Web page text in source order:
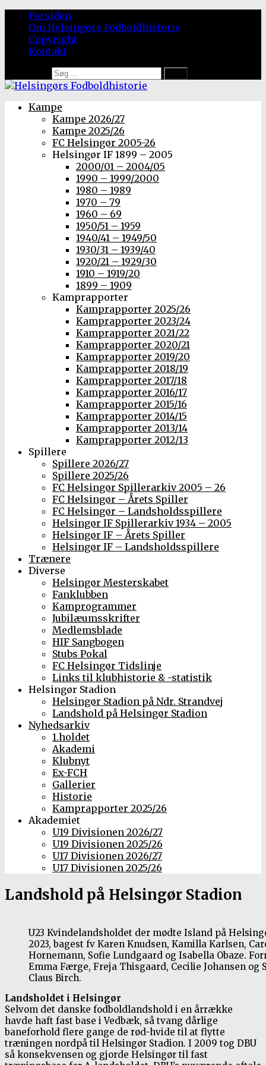
Forsiden
Om Helsingørs Fodboldhistorie
Copyright
Kontakt
Kampe
Kampe 2026/27
Kampe 2025/26
FC Helsingør 2005-26
Helsingør IF 1899 – 2005
2000/01 – 2004/05
1990 – 1999/2000
1980 – 1989
1970 – 79
1960 – 69
1950/51 – 1959
1940/41 – 1949/50
1930/31 – 1939/40
1920/21 – 1929/30
1910 – 1919/20
1899 – 1909
Kamprapporter
Kamprapporter 2025/26
Kamprapporter 2023/24
Kamprapporter 2021/22
Kamprapporter 2020/21
Kamprapporter 2019/20
Kamprapporter 2018/19
Kamprapporter 2017/18
Kamprapporter 2016/17
Kamprapporter 2015/16
Kamprapporter 2014/15
Kamprapporter 2013/14
Kamprapporter 2012/13
Spillere
Spillere 2026/27
Spillere 2025/26
FC Helsingør Spillerarkiv 2005 – 26
FC Helsingør – Årets Spiller
FC Helsingør – Landsholdsspillere
Helsingør IF Spillerarkiv 1934 – 2005
Helsingør IF – Årets Spiller
Helsingør IF – Landsholdsspillere
Trænere
Diverse
Helsingør Mesterskabet
Fanklubben
Kamprogrammer
Jubilæumsskrifter
Medlemsblade
HIF Sangbogen
Stubs Pokal
FC Helsingør Tidslinje
Links til klubhistorie & -statistik
Helsingør Stadion
Helsingør Stadion på Ndr. Strandvej
Landshold på Helsingør Stadion
Nyhedsarkiv
1.holdet
Akademi
Klubnyt
Ex-FCH
Gallerier
Historie
Kamprapporter 2025/26
Akademiet
U19 Divisionen 2026/27
U19 Divisionen 2025/26
U17 Divisionen 2026/27
U17 Divisionen 2025/26
Landshold på Helsingør Stadion
U23 Kvindelandsholdet der mødte Island på
2023, bagest fv Karen Knudsen, Kamilla Karlsen,
Hornemann, Sofie Lundgaard og Isabella Obaze.
Emma Færge, Freja Thisgaard, Cecilie Johansen og
Claus Birch.
Landsholdet i Helsingør
Selvom det danske fodboldlandshold i en årrække
havde haft fast base i Vedbæk, så tvang dårlige
baneforhold flere gange de rød-hvide til at flytte
træningen nordpå til Helsingør Stadion. I 2009 tog DBU
så konsekvensen og gjorde Helsingør til fast